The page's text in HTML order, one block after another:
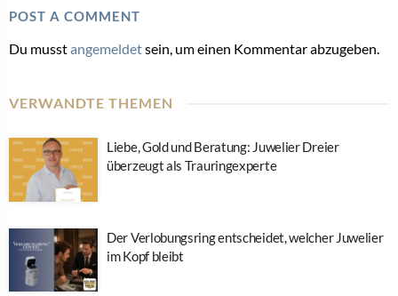
POST A COMMENT
Du musstangemeldetsein, um einen Kommentar abzugeben.
VERWANDTE THEMEN
Liebe, Gold und Beratung: Juwelier Dreier
überzeugt als Trauringexperte
Der Verlobungsring entscheidet, welcher Juwelier
im Kopf bleibt